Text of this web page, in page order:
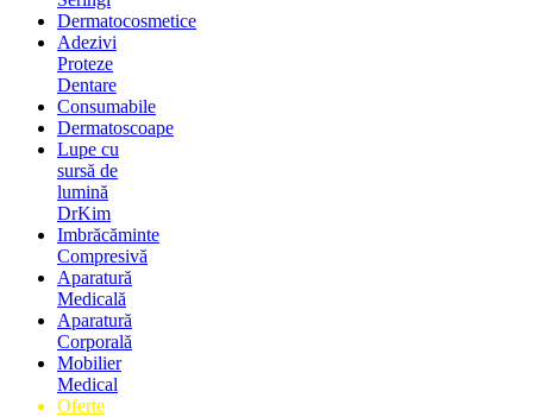
Dermatocosmetice
Adezivi
Proteze
Dentare
Consumabile
Dermatoscoape
Lupe cu
sursă de
lumină
DrKim
Imbrăcăminte
Compresivă
Aparatură
Medicală
Aparatură
Corporală
Mobilier
Medical
Oferte